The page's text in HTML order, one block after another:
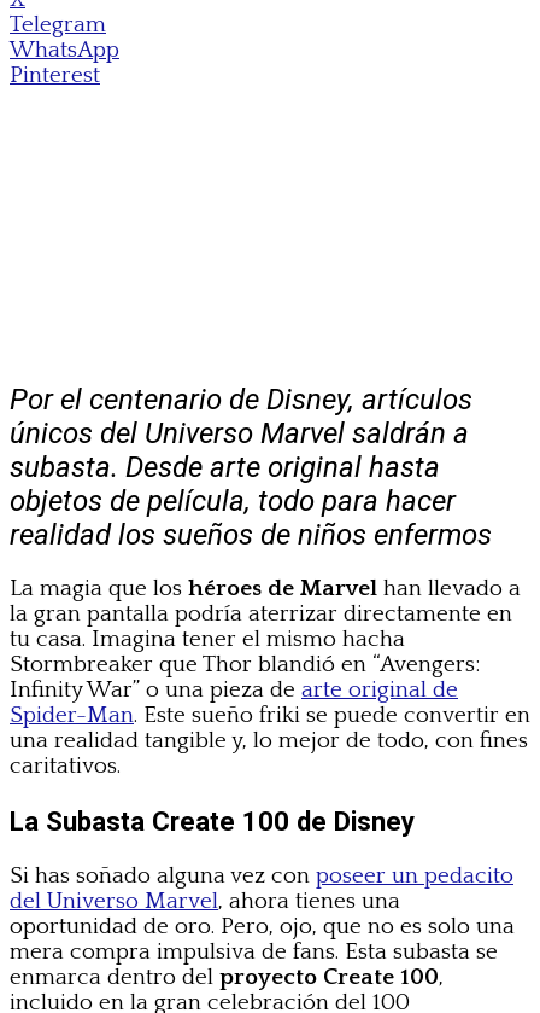
Telegram
WhatsApp
Pinterest
Por el centenario de Disney, artículos
únicos del Universo Marvel saldrán a
subasta. Desde arte original hasta
objetos de película, todo para hacer
realidad los sueños de niños enfermos
La magia que los héroes de Marvel han llevado a
la gran pantalla podría aterrizar directamente en
tu casa. Imagina tener el mismo hacha
Stormbreaker que Thor blandió en “Avengers:
Infinity War” o una pieza de arte original de
Spider-Man. Este sueño friki se puede convertir en
una realidad tangible y, lo mejor de todo, con fines
caritativos.
La Subasta Create 100 de Disney
Si has soñado alguna vez con poseer un pedacito
del Universo Marvel, ahora tienes una
oportunidad de oro. Pero, ojo, que no es solo una
mera compra impulsiva de fans. Esta subasta se
enmarca dentro del proyecto Create 100,
incluido en la gran celebración del 100